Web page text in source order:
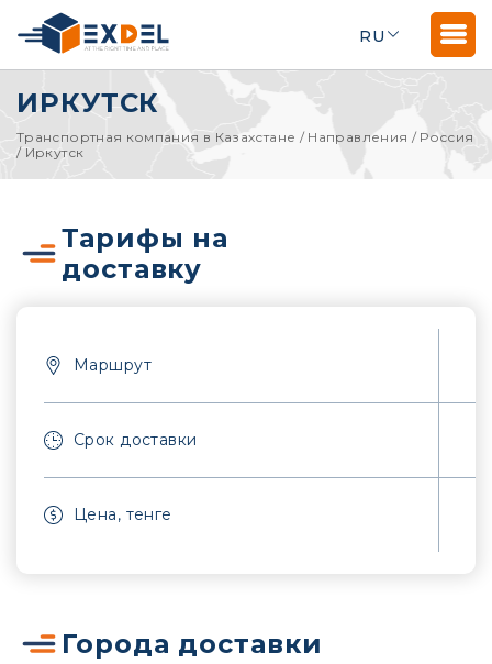
RU
ИРКУТСК
Транспортная компания в Казахстане / Направления / Россия
/ Иркутск
Тарифы на
доставку
Маршрут
Срок доставки
Цена, тенге
Города доставки